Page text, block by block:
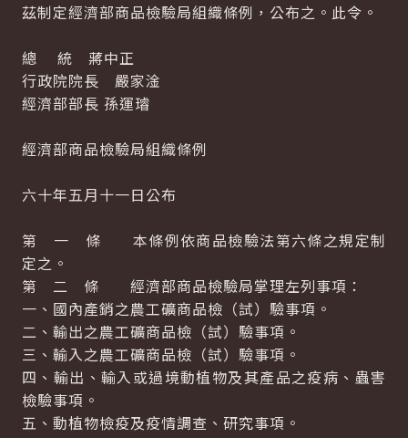
茲制定經濟部商品檢驗局組織條例，公布之。此令。
總 統 蔣中正
行政院院長 嚴家淦
經濟部部長 孫運璿
經濟部商品檢驗局組織條例
六十年五月十一日公布
第 一 條 本條例依商品檢驗法第六條之規定制
定之。
第 二 條 經濟部商品檢驗局掌理左列事項：
一、國內產銷之農工礦商品檢（試）驗事項。
二、輸出之農工礦商品檢（試）驗事項。
三、輸入之農工礦商品檢（試）驗事項。
四、輸出、輸入或過境動植物及其產品之疫病、蟲害
檢驗事項。
五、動植物檢疫及疫情調查、研究事項。